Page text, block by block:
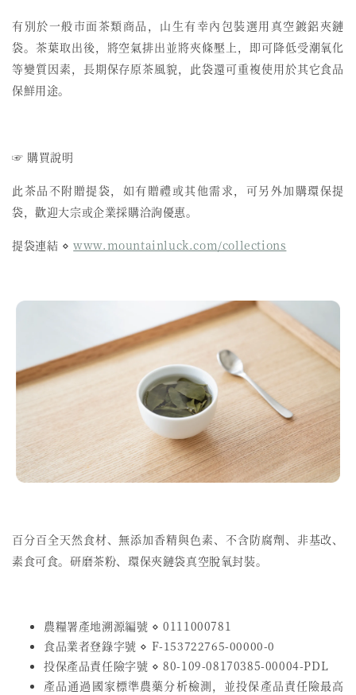
有別於一般市面茶類商品，山生有幸內包裝選用真空鍍鋁夾鏈
袋。茶葉取出後，將空氣排出並將夾條壓上，即可降低受潮氧化
等變質因素，長期保存原茶風貌，此袋還可重複使用於其它食品
保鮮用途。
☞ 購買說明
此茶品不附贈提袋，如有贈禮或其他需求，可另外加購環保提
袋，歡迎大宗或企業採購洽詢優惠。
提袋連結 ⋄www.mountainluck.com/collections
百分百全天然食材、無添加香精與色素、不含防腐劑、非基改、
素食可食。研磨茶粉、環保夾鏈袋真空脫氧封裝。
農糧署產地溯源編號 ⋄ 0111000781
食品業者登錄字號 ⋄ F-153722765-00000-0
投保產品責任險字號 ⋄80-109-08170385-00004-PDL
產品通過國家標準農藥分析檢測，並投保產品責任險最高